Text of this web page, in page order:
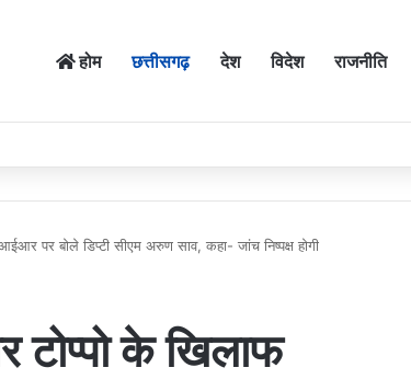
होम छत्तीसगढ़ देश विदेश राजनीति
पर बोले डिप्टी सीएम अरुण साव, कहा- जांच निष्पक्ष होगी
टोप्पो के खिलाफ